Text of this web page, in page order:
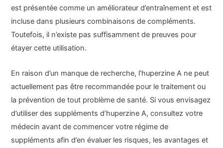
est présentée comme un améliorateur d’entraînement et est
incluse dans plusieurs combinaisons de compléments.
Toutefois, il n’existe pas suffisamment de preuves pour
étayer cette utilisation.
En raison d’un manque de recherche, l’huperzine A ne peut
actuellement pas être recommandée pour le traitement ou
la prévention de tout problème de santé. Si vous envisagez
d’utiliser des suppléments d’huperzine A, consultez votre
médecin avant de commencer votre régime de
suppléments afin d’en évaluer les risques, les avantages et